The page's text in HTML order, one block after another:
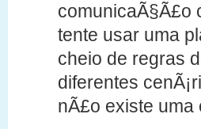
comunicaÃ§Ã£o
tente usar uma
cheio de regras
diferentes
nÃ£o existe